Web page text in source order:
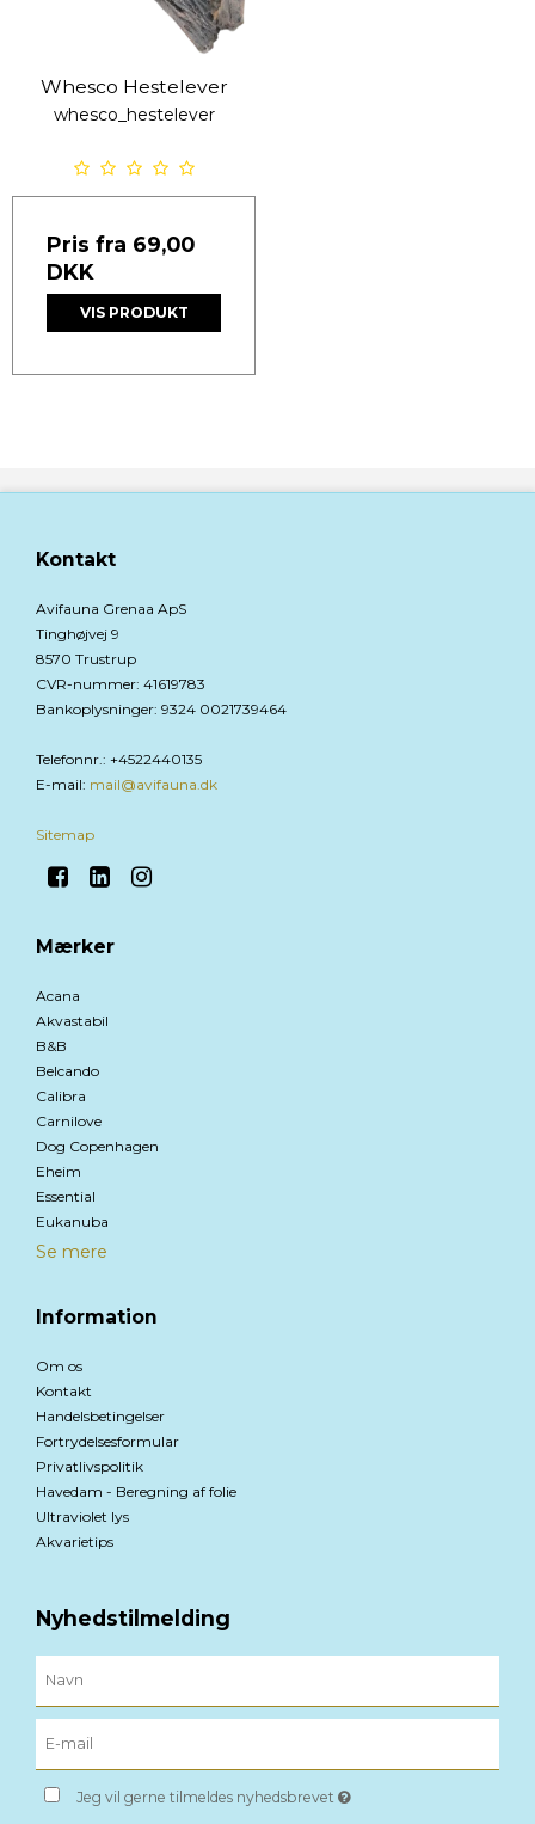
Whesco Hestelever
whesco_hestelever
Pris fra 69,00
DKK
VIS PRODUKT
Kontakt
Avifauna Grenaa ApS
Tinghøjvej 9
8570 Trustrup
CVR-nummer: 41619783
Bankoplysninger: 9324 0021739464
Telefonnr. : +4522440135
E-mail: mail@avifauna.dk
Sitemap
Mærker
Acana
Akvastabil
B&B
Belcando
Calibra
Carnilove
Dog Copenhagen
Eheim
Essential
Eukanuba
Se mere
Information
Om os
Kontakt
Handelsbetingelser
Fortrydelsesformular
Privatlivspolitik
Havedam - Beregning af folie
Ultraviolet lys
Akvarietips
Nyhedstilmelding
Jeg vil gerne tilmeldes nyhedsbrevet